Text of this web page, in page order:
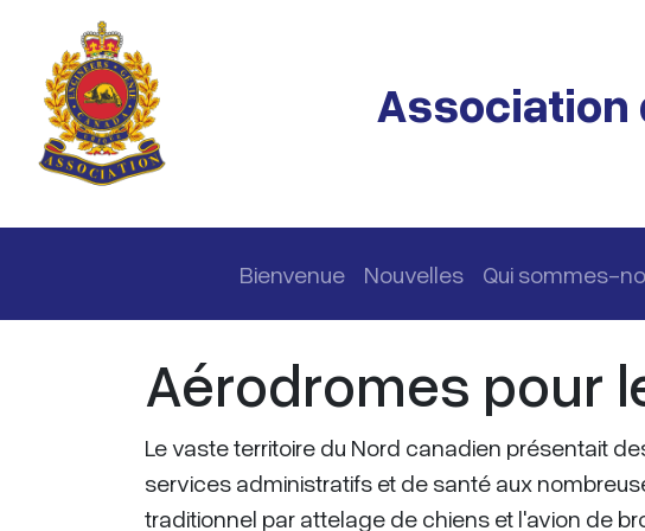
Passer au contenu principal
Association
Navigation principale
Bienvenue Nouvelles Qui sommes-
Aérodromes pour
Le vaste territoire du Nord canadien présentait
services administratifs et de santé aux
traditionnel par attelage de chiens et l'avion de